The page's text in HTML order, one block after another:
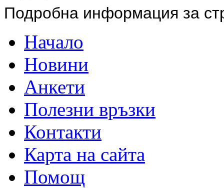
Подробна информация за
Начало
Новини
Анкети
Полезни връзки
Контакти
Карта на сайта
Помощ